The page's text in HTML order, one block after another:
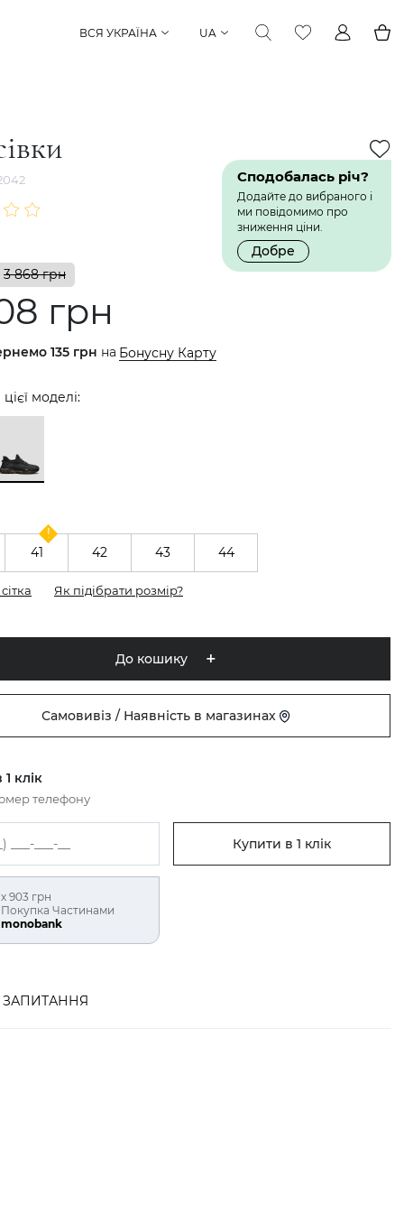
ВСЯ УКРАЇНА UA
Сподобалась річ?
Додайте до вибраного і
ми повідомимо про
зниження ціни.
Добре
3 868 грн
грн
135 грн на Бонусну Карту
моделі:
41 42 43 44
Як підібрати розмір?
До кошику
Самовивіз / Наявність в магазинах
клік
телефону
Купити в 1 клік
х 903 грн
Покупка Частинами
monobank
ЗАПИТАННЯ